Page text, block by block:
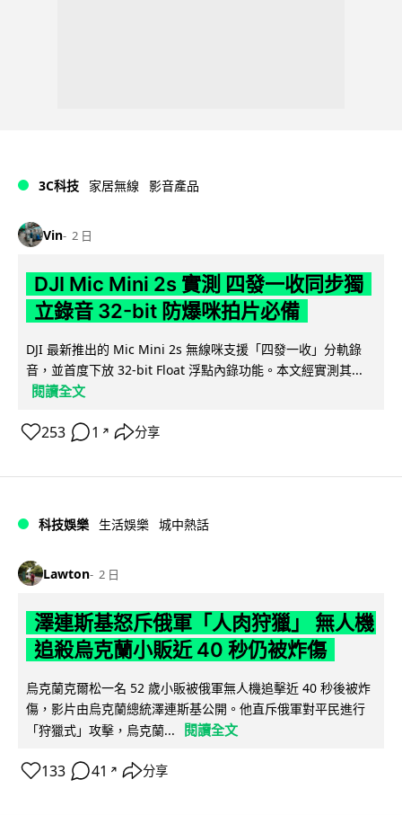
3C科技 家居無線 影音產品
Vin 2 日
DJI Mic Mini 2s 實測 四發一收同步獨
立錄音 32-bit 防爆咪拍片必備
DJI 最新推出的 Mic Mini 2s 無線咪支援「四發一收」分軌錄
音，並首度下放 32-bit Float 浮點內錄功能。本文經實測其...
閱讀全文
253 1 ↗ 分享
科技娛樂 生活娛樂 城中熱話
Lawton 2 日
澤連斯基怒斥俄軍「人肉狩獵」 無人機
追殺烏克蘭小販近 40 秒仍被炸傷
烏克蘭克爾松一名 52 歲小販被俄軍無人機追擊近 40 秒後被炸
傷，影片由烏克蘭總統澤連斯基公開。他直斥俄軍對平民進行
「狩獵式」攻擊，烏克蘭...
閱讀全文
133 41 ↗ 分享